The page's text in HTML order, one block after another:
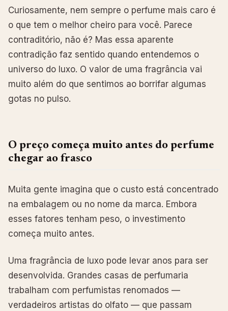
Curiosamente, nem sempre o perfume mais caro é
o que tem o melhor cheiro para você. Parece
contraditório, não é? Mas essa aparente
contradição faz sentido quando entendemos o
universo do luxo. O valor de uma fragrância vai
muito além do que sentimos ao borrifar algumas
gotas no pulso.
O preço começa muito antes do perfume
chegar ao frasco
Muita gente imagina que o custo está concentrado
na embalagem ou no nome da marca. Embora
esses fatores tenham peso, o investimento
começa muito antes.
Uma fragrância de luxo pode levar anos para ser
desenvolvida. Grandes casas de perfumaria
trabalham com perfumistas renomados —
verdadeiros artistas do olfato — que passam